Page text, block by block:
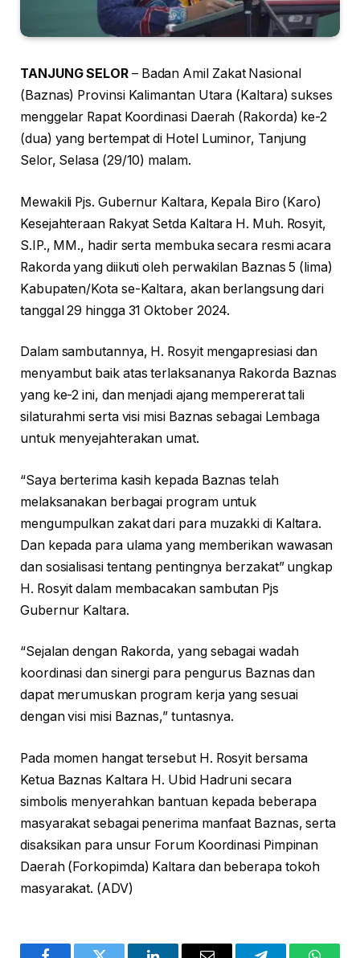
TANJUNG SELOR– Badan Amil Zakat Nasional
(Baznas) Provinsi Kalimantan Utara (Kaltara) sukses
menggelar Rapat Koordinasi Daerah (Rakorda) ke-2
(dua) yang bertempat di Hotel Luminor, Tanjung
Selor, Selasa (29/10) malam.
Mewakili Pjs. Gubernur Kaltara, Kepala Biro (Karo)
Kesejahteraan Rakyat Setda Kaltara H. Muh. Rosyit,
S.IP., MM., hadir serta membuka secara resmi acara
Rakorda yang diikuti oleh perwakilan Baznas 5 (lima)
Kabupaten/Kota se-Kaltara, akan berlangsung dari
tanggal 29 hingga 31 Oktober 2024.
Dalam sambutannya, H. Rosyit mengapresiasi dan
menyambut baik atas terlaksananya Rakorda Baznas
yang ke-2 ini, dan menjadi ajang mempererat tali
silaturahmi serta visi misi Baznas sebagai Lembaga
untuk menyejahterakan umat.
“Saya berterima kasih kepada Baznas telah
melaksanakan berbagai program untuk
mengumpulkan zakat dari para muzakki di Kaltara.
Dan kepada para ulama yang memberikan wawasan
dan sosialisasi tentang pentingnya berzakat” ungkap
H. Rosyit dalam membacakan sambutan Pjs
Gubernur Kaltara.
“Sejalan dengan Rakorda, yang sebagai wadah
koordinasi dan sinergi para pengurus Baznas dan
dapat merumuskan program kerja yang sesuai
dengan visi misi Baznas,” tuntasnya.
Pada momen hangat tersebut H. Rosyit bersama
Ketua Baznas Kaltara H. Ubid Hadruni secara
simbolis menyerahkan bantuan kepada beberapa
masyarakat sebagai penerima manfaat Baznas, serta
disaksikan para unsur Forum Koordinasi Pimpinan
Daerah (Forkopimda) Kaltara dan beberapa tokoh
masyarakat. (ADV)